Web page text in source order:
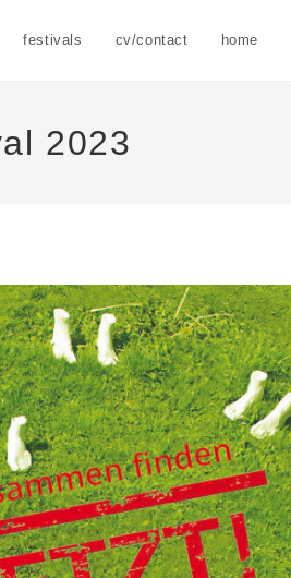
festivals cv/contact home
2023